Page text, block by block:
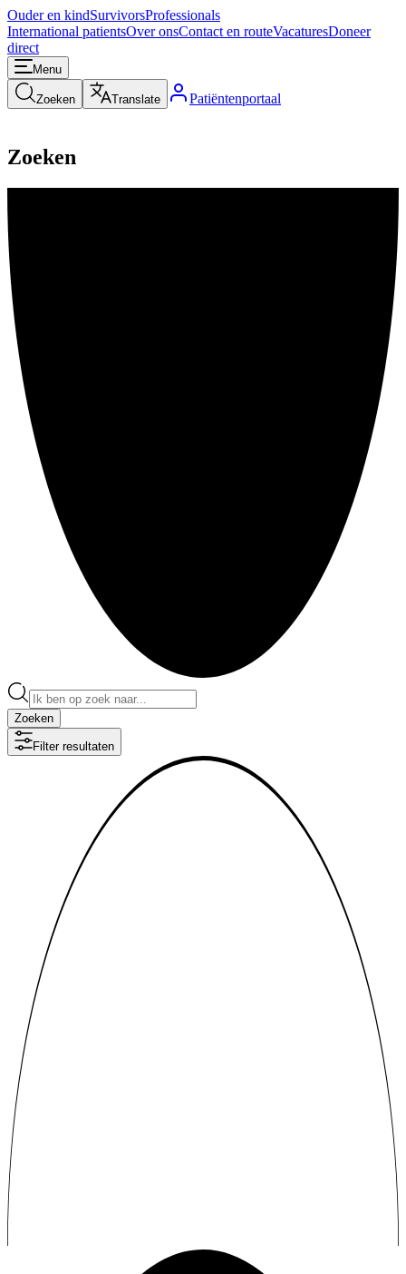
Ouder en kindSurvivorsProfessionals
International patientsOver onsContact en routeVacaturesDoneer
direct
Menu
Zoeken Translate Patiëntenportaal
Zoeken
Zoeken
Filter resultaten